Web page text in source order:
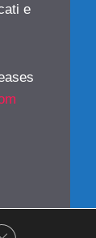
e
CLOSE GDPR